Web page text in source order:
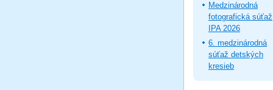
Medzinárodná
fotografická súťaž
IPA 2026
6. medzinárodná
súťaž detských
kresieb